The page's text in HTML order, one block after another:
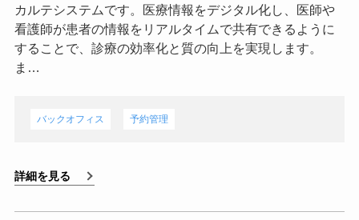
カルテシステムです。医療情報をデジタル化し、医師や
看護師が患者の情報をリアルタイムで共有できるように
することで、診療の効率化と質の向上を実現します。
ま…
バックオフィス 予約管理
詳細を見る